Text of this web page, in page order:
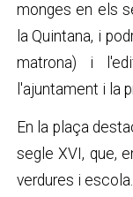
monges en els
la Quintana, i
matrona) i
l'ajuntament i la
En la plaça
segle XVI, que,
verdures i